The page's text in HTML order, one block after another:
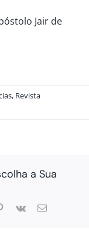
Jair de
, Revista
a Sua
Pinterest
Vk
E-